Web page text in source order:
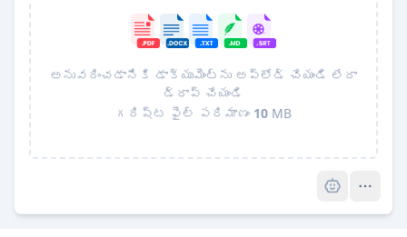
అనువదించడానికి డాక్యుమెంట్‌ను అప్‌లోడ్ చేయండి లేదా
డ్రాప్ చేయండి
గరిష్ట ఫైల్ పరిమాణం 10 MB